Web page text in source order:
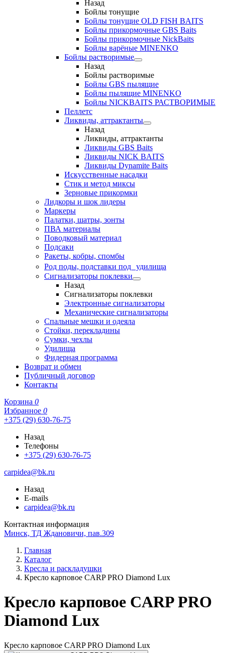
Назад
Бойлы тонущие
Бойлы тонущие OLD FISH BAITS
Бойлы прикормочные GBS Baits
Бойлы прикормочные NickBaits
Бойлы варёные MINENKO
Бойлы растворимые
Назад
Бойлы растворимые
Бойлы GBS пылящие
Бойлы пылящие MINENKO
Бойлы NICKBAITS РАСТВОРИМЫЕ
Пеллетс
Ликвиды, аттрактанты
Назад
Ликвиды, аттрактанты
Ликвиды GBS Baits
Ликвиды NICK BAITS
Ликвиды Dynamite Baits
Искусственные насадки
Стик и метод миксы
Зерновые прикормки
Лидкоры и шок лидеры
Маркеры
Палатки, шатры, зонты
ПВА материалы
Поводковый материал
Подсаки
Ракеты, кобры, спомбы
Род поды, подставки под удилища
Сигнализаторы поклевки
Назад
Сигнализаторы поклевки
Электронные сигнализаторы
Механические сигнализаторы
Спальные мешки и одеяла
Стойки, перекладины
Сумки, чехлы
Удилища
Фидерная программа
Возврат и обмен
Публичный договор
Контакты
Корзина 0
Избранное 0
+375 (29) 630-76-75
Назад
Телефоны
+375 (29) 630-76-75
carpidea@bk.ru
Назад
E-mails
carpidea@bk.ru
Контактная информация
Минск, ТД Ждановичи, пав.309
Главная
Каталог
Кресла и раскладушки
Кресло карповое CARP PRO Diamond Lux
Кресло карповое CARP PRO
Diamond Lux
Кресло карповое CARP PRO Diamond Lux